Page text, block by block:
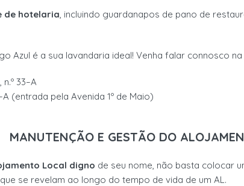
de hotelaria, incluindo guardanapos de pano de
Azul é a sua lavandaria ideal! Venha falar connosco na
33–A
A (entrada pela Avenida 1º de Maio)
MANUTENÇÃO E GESTÃO DO
Local digno de seu nome, não basta colocar
se revelam ao longo do tempo de vida de um AL.